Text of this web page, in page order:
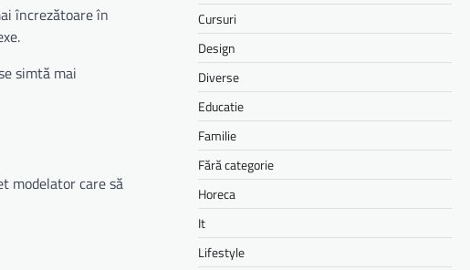
încrezătoare în
simtă mai
modelator care să
Cursuri
Design
Diverse
Educatie
Familie
Fără categorie
Horeca
It
Lifestyle